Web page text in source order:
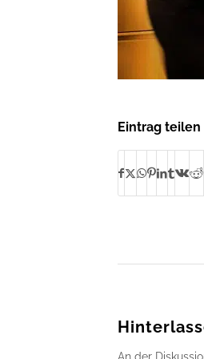
Eintrag teilen